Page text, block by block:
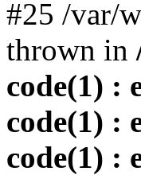
#25 /var/
thrown in
code(1) :
code(1) :
code(1) :